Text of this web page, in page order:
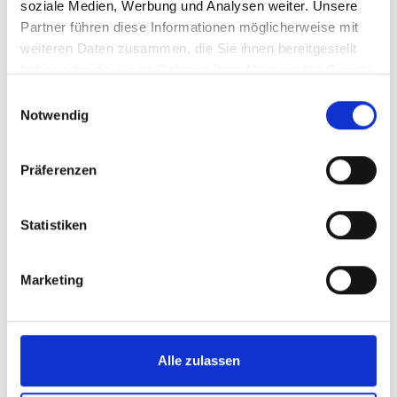
soziale Medien, Werbung und Analysen weiter. Unsere
Partner führen diese Informationen möglicherweise mit
weiteren Daten zusammen, die Sie ihnen bereitgestellt
Notwendig
Präferenzen
Statistiken
Marketing
Alle zulassen
Sonstiges Rechtsgebiet
Diese Auswahl in der Kombination ist ungültig.
Geben Sie uns noch Informationen zu Anzahl, Abholort
Anzahl Zustellungen